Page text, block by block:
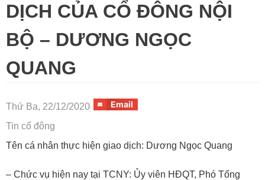
DỊCH CỦA CỔ ĐÔNG NỘI
BỘ – DƯƠNG NGỌC
QUANG
Thứ Ba, 22/12/2020
Tin cổ đông
Email
Tên cá nhân thực hiện giao dịch: Dương Ngọc Quang
– Chức vụ hiện nay tại TCNY: Ủy viên HĐQT, Phó Tổng